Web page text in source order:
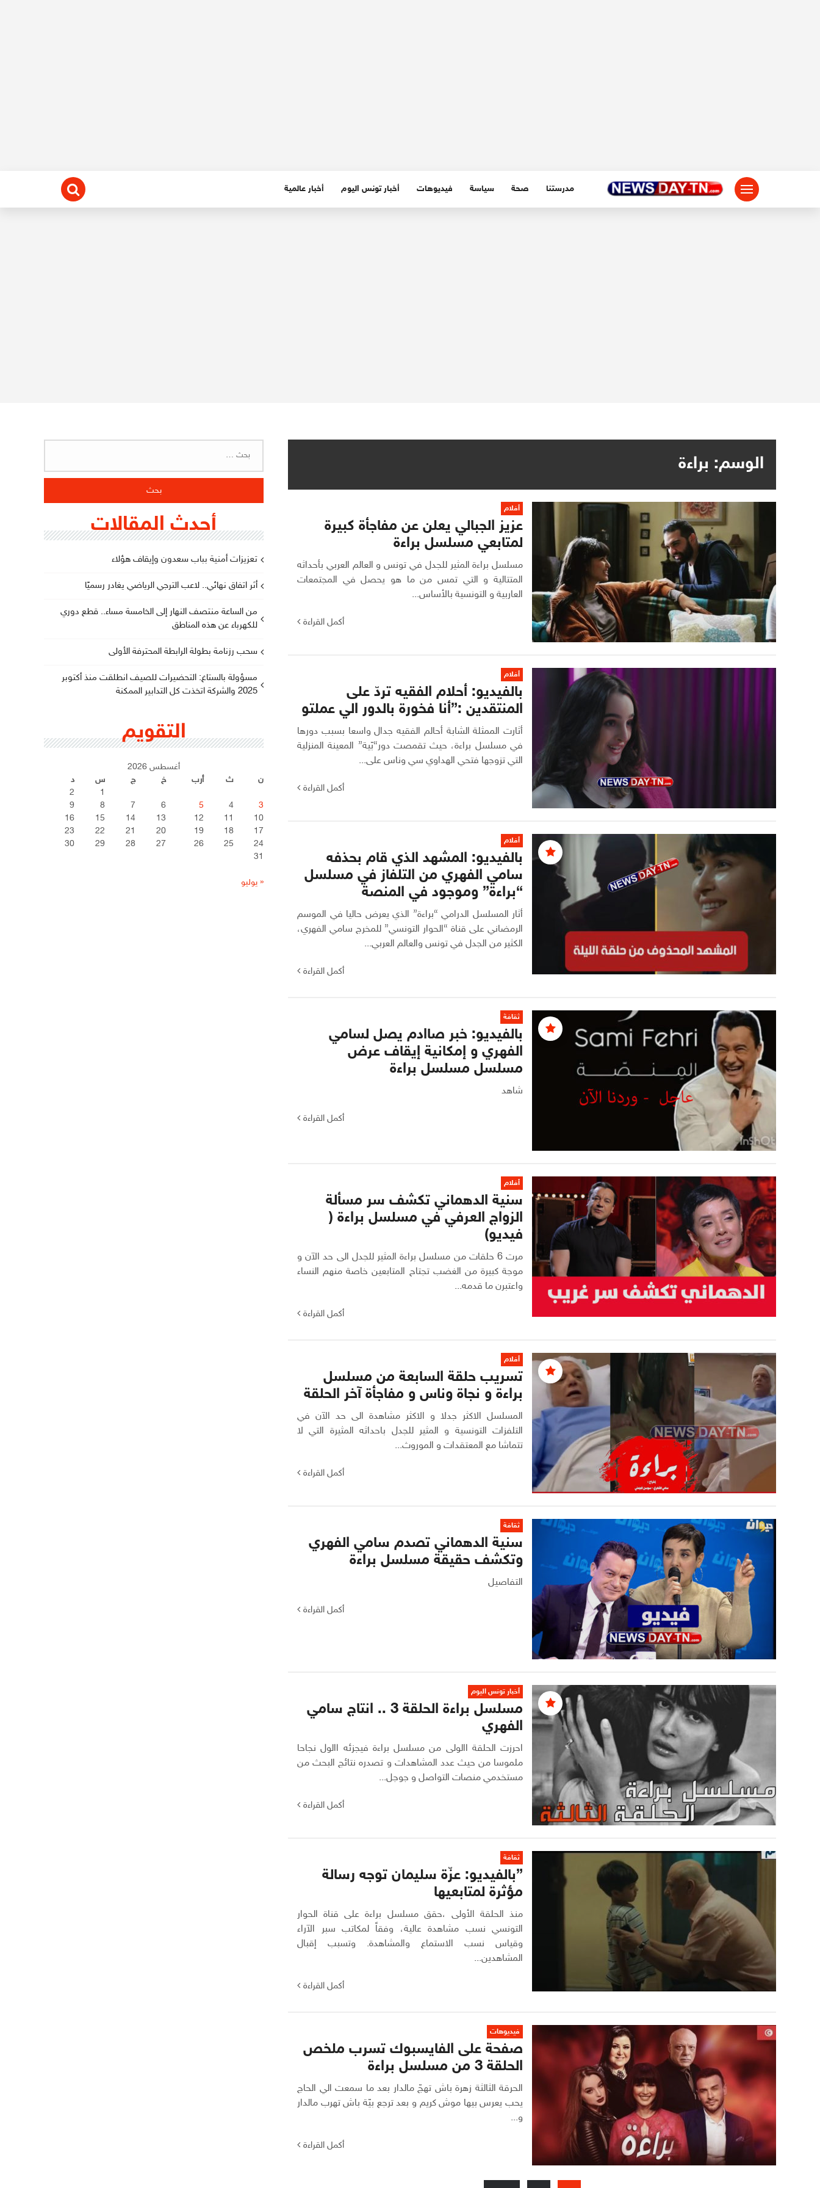
مدرستنا صحة سياسة فيديوهات أخبار تونس اليوم أخبار عالمية
الوسم: براءة
أفلام
عزيز الجبالي يعلن عن مفاجأة كبيرة
لمتابعي مسلسل براءة
مسلسل براءة المثير للجدل في تونس و العالم العربي بأحداثه
المتتالية و التي تمس من ما هو يحصل في المجتمعات
العاربية و التونسية بالأساس...
أكمل القراءة
أفلام
بالفيديو: أحلام الفقيه تردّ على
المنتقدين :”أنا فخورة بالدور الي عملتو
أثارت الممثلة الشابة أحالم الفقيه جدال واسعا بسبب دورها
في مسلسل براءة، حيث تقمصت دور“بّية” المعينة المنزلية
التي تزوجها فتحي الهداوي سي وناس على...
أكمل القراءة
أفلام
بالفيديو: المشهد الذي قام بحذفه
سامي الفهري من التلفاز في مسلسل
“براءة” وموجود في المنصة
أثار المسلسل الدرامي “براءة” الذي يعرض حاليا في الموسم
الرمضاني على قناة “الحوار التونسي” للمخرج سامي الفهري،
الكثير من الجدل في تونس والعالم العربي...
أكمل القراءة
ثقافة
‎بالفيديو: خبر صاادم يصل لسامي
الفهري و إمكانية إيقاف عرض
مسلسل مسلسل براءة
شاهد
أكمل القراءة
أفلام
سنية الدهماني تكشف سر مسألة
الزواج العرفي في مسلسل براءة (
فيديو)
مرت 6 حلقات من مسلسل براءة المثير للجدل الى حد الآن و
موجة كبيرة من الغضب تجتاح المتابعين خاصة منهم النساء
واعتبرن ما قدمه...
أكمل القراءة
أفلام
تسريب حلقة السابعة من مسلسل
براءة و نجاة وناس و مفاجأة آخر الحلقة
المسلسل الاكثر جدلا و الاكثر مشاهدة الى حد الآن في
التلفزات التونسية و المثير للجدل باحداثه المثيرة التي لا
تتماشا مع المعتقدات و الموروث...
أكمل القراءة
ثقافة
سنية الدهماني تصدم سامي الفهري
وتكشف حقيقة مسلسل براءة
التفاصيل
أكمل القراءة
أخبار تونس اليوم
مسلسل براءة الحلقة 3 .. انتاج سامي
الفهري
احرزت الحلقة االولى من مسلسل براءة فيجزئه االول نجاحا
ملموسا من حيث عدد المشاهدات و تصدره نتائج البحث من
مستخدمي منصات التواصل و جوجل...
أكمل القراءة
ثقافة
”بالفيديو: عزّة سليمان توجه رسالة
مؤثرة لمتابعيها
منذ الحلقة الأولى ،حقق مسلسل براءة على قناة الحوار
التونسي نسب مشاهدة عالية، وفقاً لمكاتب سبر الآراء
وقياس نسب الاستماع والمشاهدة. وتسبب إقبال
المشاهدين...
أكمل القراءة
فيديوهات
صفحة على الفايسبوك تسرب ملخص
الحلقة 3 من مسلسل براءة
الحرقة الثالثة زهرة باش تهجّ مالدار بعد ما سمعت الي الحاج
يحب يعرس بيها موش كريم و بعد ترجع بيّة باش تهرب مالدار
و...
أكمل القراءة
أحدث المقالات
تعزيزات أمنية بباب سعدون وإيقاف هؤلاء
أثر اتفاق نهائي.. لاعب الترجي الرياضي يغادر رسميًا
من الساعة منتصف النهار إلى الخامسة مساء.. قطع دوري
للكهرباء عن هذه المناطق
سحب رزنامة بطولة الرابطة المحترفة الأولى
مسؤولة بالستاغ: التحضيرات للصيف انطلقت منذ أكتوبر
2025 والشركة اتخذت كل التدابير الممكنة
التقويم
أغسطس 2026
ن
ث أرب خ ج س
د
1
2
3
4
5
6
7
8
9
10
11
12
13
14
15
16
17
18
19
20
21
22
23
24
25
26
27
28
29
30
31
« يوليو